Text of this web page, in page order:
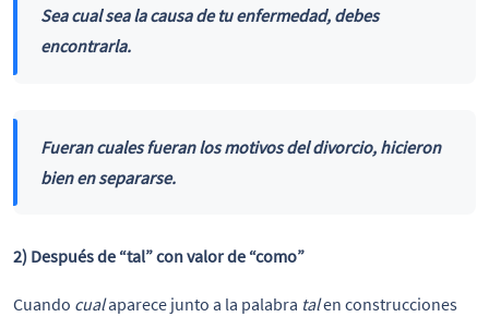
Sea cual seala causa de tu enfermedad, debes
encontrarla.
Fueran cuales fueranlos motivos del divorcio, hicieron
bien en separarse.
2) Después de “tal” con valor de “como”
Cuando cualaparece junto a la palabra talen construcciones